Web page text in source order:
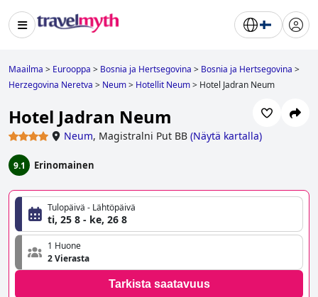
Maailma > Eurooppa > Bosnia ja Hertsegovina > Bosnia ja Hertsegovina >
Herzegovina Neretva > Neum> Hotellit Neum> Hotel Jadran Neum
Hotel Jadran Neum
Neum, Magistralni Put BB (Näytä kartalla)
9.1 Erinomainen
Tulopäivä - Lähtöpäivä
ti, 25 8 - ke, 26 8
1 Huone
2 Vierasta
Tarkista saatavuus